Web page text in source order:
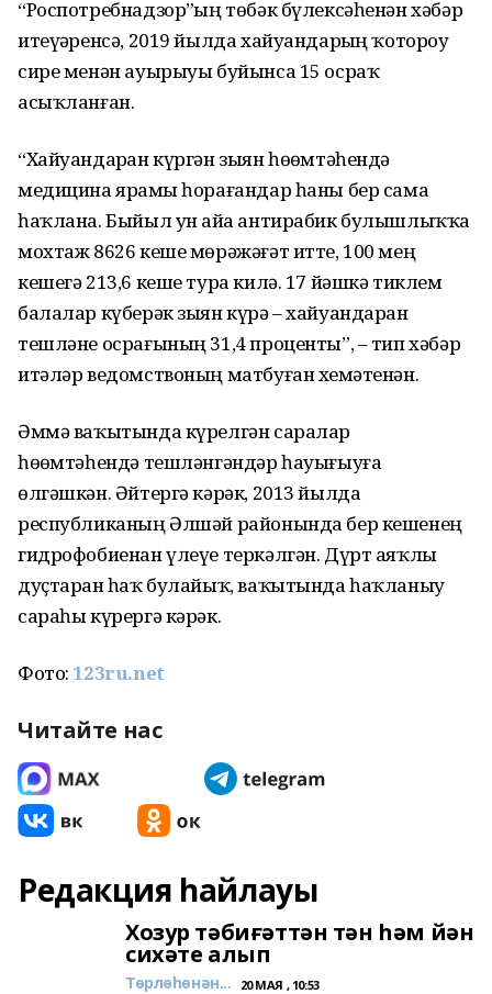
“Роспотребнадзор”ҙың төбәк бүлексәһенән хәбәр
итеүҙәренсә, 2019 йылда хайуандарҙың ҡотороу
сире менән ауырыуы буйынса 15 осраҡ
асыҡланған.
“Хайуандарҙан күргән зыян һөҙөмтәһендә
медицина ярҙамы һорағандар һаны бер сама
һаҡлана. Быйыл ун айҙа антирабик булышлыҡҡа
мохтаж 8626 кеше мөрәжәғәт итте, 100 мең
кешегә 213,6 кеше тура килә. 17 йәшкә тиклем
балалар күберәк зыян күрә – хайуандарҙан
тешләне осрағының 31,4 проценты”, – тип хәбәр
итәләр ведомствоның матбуған хеҙмәтенән.
Әммә ваҡытында күрелгән саралар
һөҙөмтәһендә тешләнгәндәр һауығыуға
өлгәшкән. Әйтергә кәрәк, 2013 йылда
республиканың Әлшәй районында бер кешенең
гидрофобиенан үлеүе теркәлгән. Дүрт аяҡлы
дуҫтарҙан һаҡ булайыҡ, ваҡытында һаҡланыу
сараһы күрергә кәрәк.
Фото: 123ru.net
Читайте нас
Редакция һайлауы
Хозур тәбиғәттән тән һәм йән
сихәте алып
Төрлөһөнән... 20 МАЯ , 10:53